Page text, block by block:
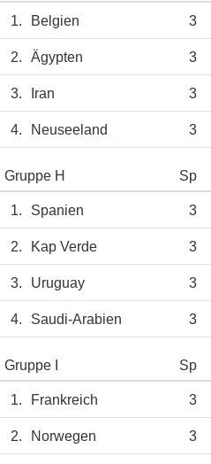
1. Belgien 3
2. Ägypten 3
3. Iran 3
4. Neuseeland 3
Gruppe H Sp
1. Spanien 3
2. Kap Verde 3
3. Uruguay 3
4. Saudi-Arabien 3
Gruppe I Sp
1. Frankreich 3
2. Norwegen 3